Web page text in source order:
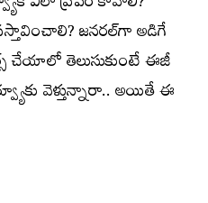
జనరల్‌గా అడిగే
చేయాలో తెలుసుకుంటే ఈజీ
వెళ్తున్నారా.. అయితే ఈ